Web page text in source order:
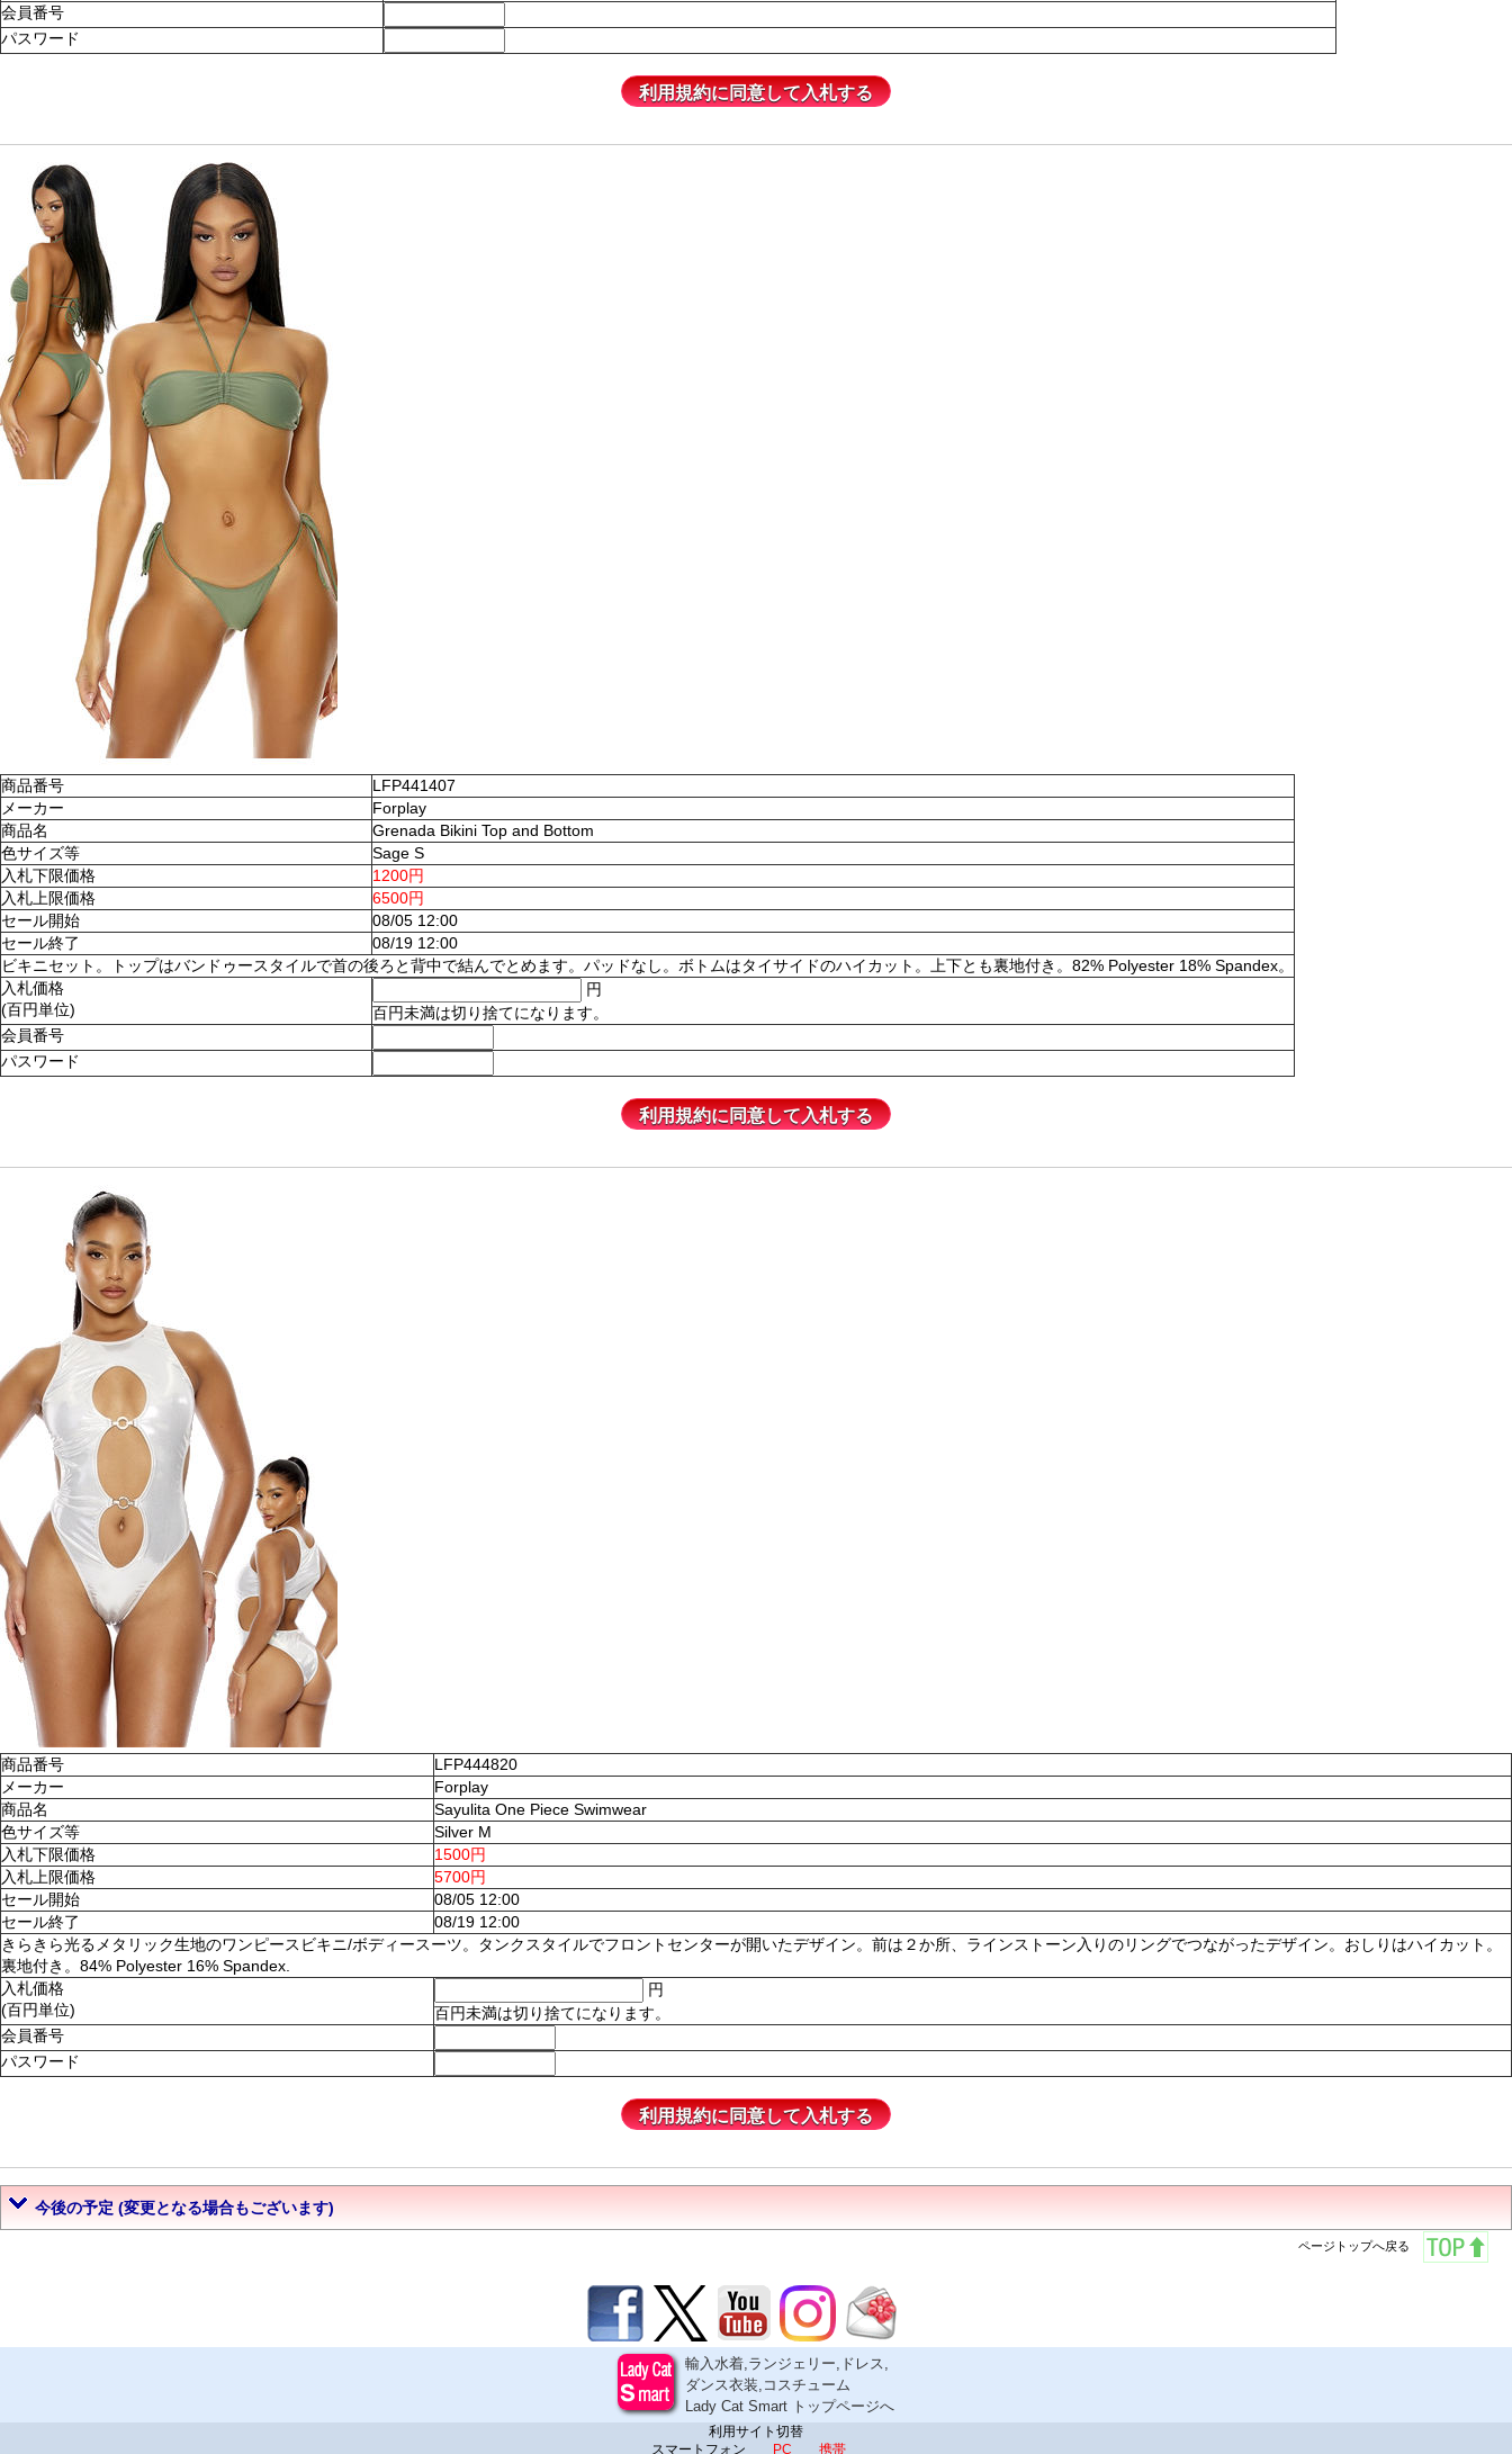
会員番号
パスワード
商品番号
LFP441407
メーカー
Forplay
商品名
Grenada Bikini Top and Bottom
色サイズ等
Sage S
入札下限価格
1200円
入札上限価格
6500円
セール開始
08/05 12:00
セール終了
08/19 12:00
ビキニセット。トップはバンドゥースタイルで首の後ろと背中で結んでとめます。パッドなし。ボトムはタイサイドのハイカット。上下とも裏地付き。82% Polyester 18% Spandex。
入札価格
(百円単位)
円
百円未満は切り捨てになります。
会員番号
パスワード
商品番号
LFP444820
メーカー
Forplay
商品名
Sayulita One Piece Swimwear
色サイズ等
Silver M
入札下限価格
1500円
入札上限価格
5700円
セール開始
08/05 12:00
セール終了
08/19 12:00
きらきら光るメタリック生地のワンピースビキニ/ボディースーツ。タンクスタイルでフロントセンターが開いたデザイン。前は２か所、ラインストーン入りのリングでつながったデザイン。おしりはハイカット。
裏地付き。84% Polyester 16% Spandex.
入札価格
(百円単位)
円
百円未満は切り捨てになります。
会員番号
パスワード
今後の予定 (変更となる場合もございます)
ページトップへ戻る
輸入水着,ランジェリー,ドレス,
ダンス衣装,コスチューム
Lady Cat Smart トップページへ
利用サイト切替
スマートフォン
PC 携帯